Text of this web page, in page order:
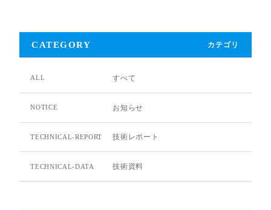
CATEGORY カテゴリ
ALL すべて
NOTICE お知らせ
TECHNICAL-REPORT 技術レポート
TECHNICAL-DATA 技術資料